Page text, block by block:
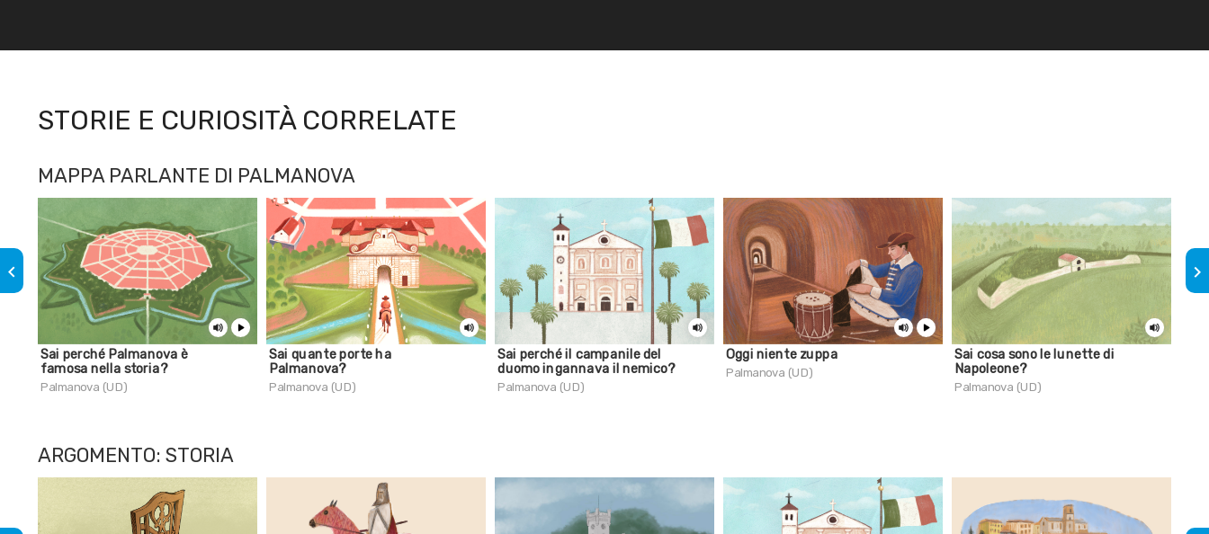
STORIE E CURIOSITÀ CORRELATE
MAPPA PARLANTE DI PALMANOVA
Sai perché Palmanova è
famosa nella storia?
Palmanova (UD)
Sai quante porte ha
Palmanova?
Palmanova (UD)
Sai perché il campanile del
duomo ingannava il nemico?
Palmanova (UD)
Oggi niente zuppa
Palmanova (UD)
Sai cosa sono le lunette di
Napoleone?
Palmanova (UD)
keyboard_arrow_left keyboard_arrow_right
ARGOMENTO: STORIA